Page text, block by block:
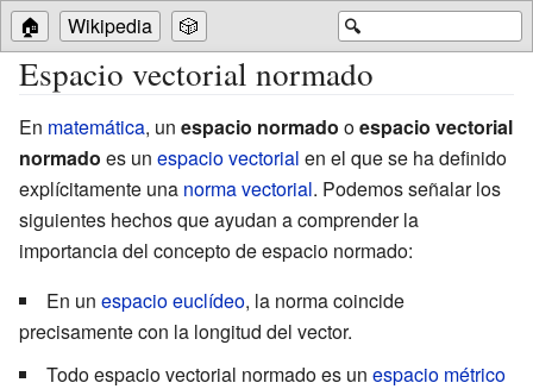
🔍
🏠 Wikipedia 🎲
Espacio vectorial normado
En matemática, un espacio normado oespacio vectorial
normado es un espacio vectorial en el que se ha definido
explícitamente una norma vectorial. Podemos señalar los
siguientes hechos que ayudan a comprender la
importancia del concepto de espacio normado:
En un espacio euclídeo, la norma coincide
precisamente con la longitud del vector.
Todo espacio vectorial normado es un espacio métrico